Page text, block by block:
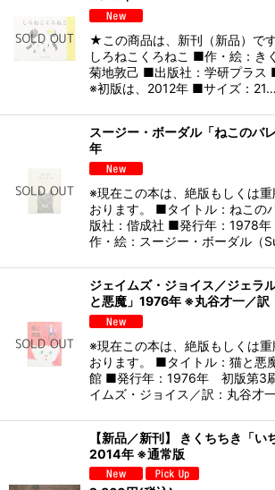
★この商品は、新刊（新品）で
しろねこくろねこ ■作・絵：き
菊地敦己 ■出版社：学研プラス
※初版は、2012年 ■サイズ：21…
スージー・ボーダル「ねこのバ
年
※現在この本は、絶版もしくは
おります。 ■タイトル：ねこの
版社：偕成社 ■発行年：1978
作・絵：スージー・ボーダル（
ジェイムズ・ジョイス／ジェラ
と悪魔」1976年 ※丸谷才一／訳
※現在この本は、絶版もしくは
おります。 ■タイトル：猫と悪
館 ■発行年：1976年 初版第3
イムズ・ジョイス／訳：丸谷
【新品／新刊】 きくちちき「い
2014年 ※通常版